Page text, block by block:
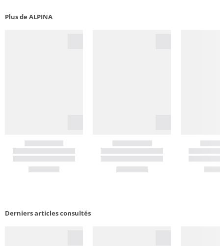
Plus de ALPINA
Derniers articles consultés